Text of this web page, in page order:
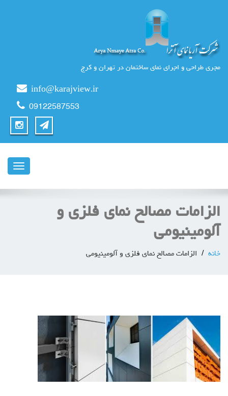
مجری طراحی و اجرای نمای ساختمان در تهران و کرج
info@karajview.ir
09122587553
ناوبری
الزامات مصالح نمای فلزی و
آلومینیومی
خانه الزامات مصالح نمای فلزی و آلومینیومی